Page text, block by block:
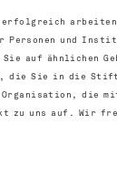
arbeiten,
Personen und
auf ähnlichen
die Sie in die
die mit
zu uns auf. Wir